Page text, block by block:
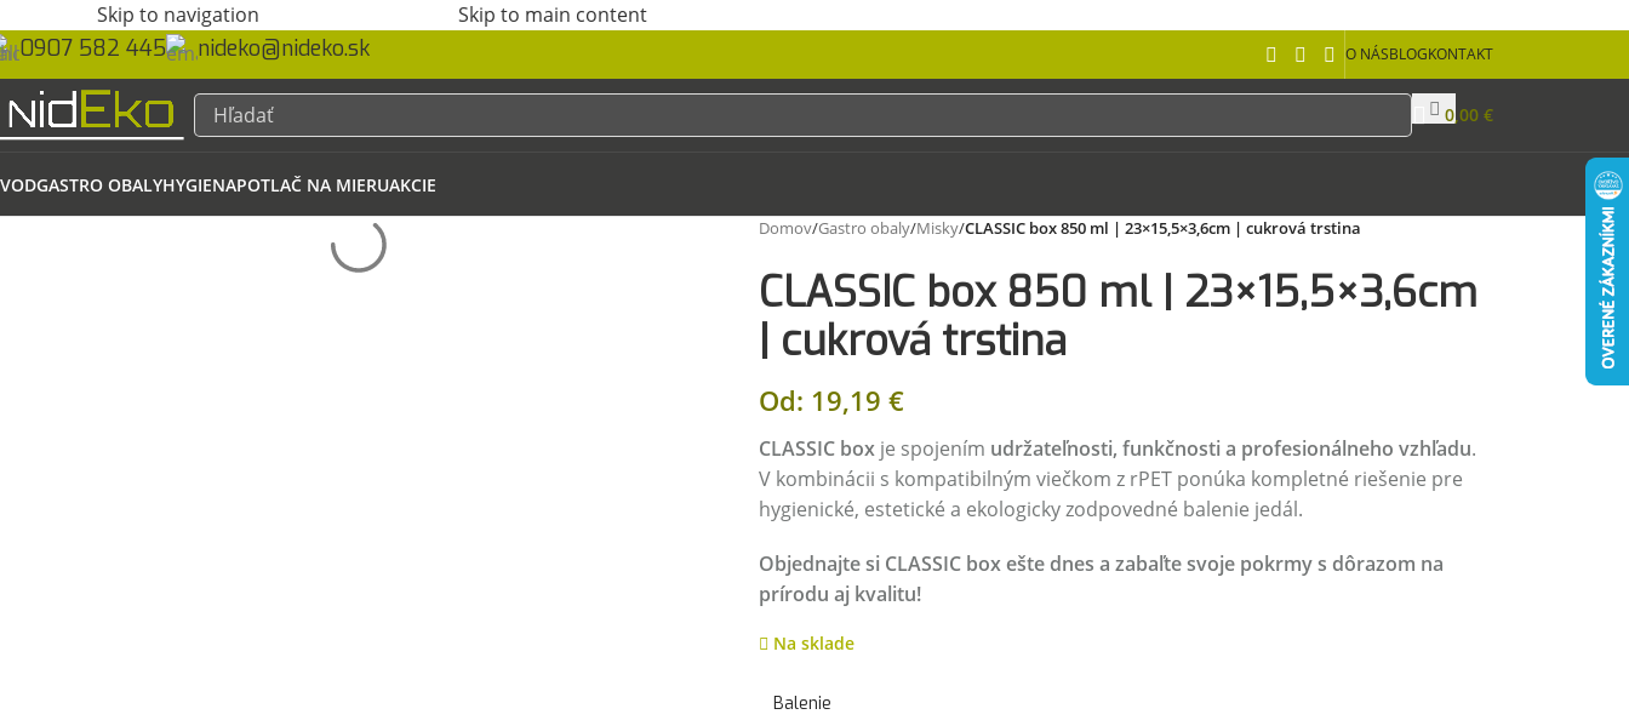
Skip to navigation Skip to main content
0907 582 445 nideko@nideko.sk O NÁSBLOGKONTAKT
0,00 €
GASTRO OBALYHYGIENAPOTLAČ NA MIERUAKCIE
Domov/Gastro obaly/Misky/CLASSIC box 850 ml | 23×15,5×3,6cm | cukrová trstina
CLASSIC box 850 ml | 23×15,5×3,6cm
| cukrová trstina
Od: 19,19 €
CLASSIC boxje spojením udržateľnosti, funkčnosti a profesionálneho vzhľadu.
V kombinácii s kompatibilným viečkom z rPET ponúka kompletné riešenie pre
hygienické, estetické a ekologicky zodpovedné balenie jedál.
Objednajte si CLASSIC box ešte dnes a zabaľte svoje pokrmy s dôrazom na
prírodu aj kvalitu!
Na sklade
Balenie